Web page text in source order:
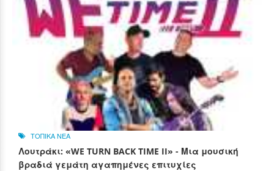
ΤΟΠΙΚΑ ΝΕΑ
Λουτράκι: «WE TURN BACK TIME II» - Μια μουσική
βραδιά γεμάτη αγαπημένες επιτυχίες